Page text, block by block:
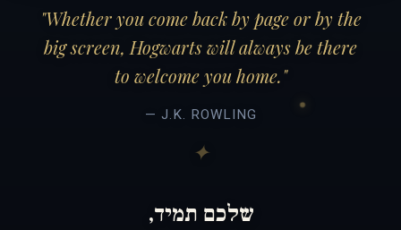
"Whether you come back by page or by the
big screen, Hogwarts will always be there
to welcome you home."
— J.K. ROWLING
שלכם תמיד,